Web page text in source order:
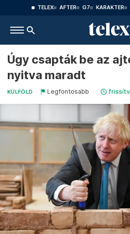
TELEX AFTER G7 KARAKTER
Úgy csapták be az
nyitva maradt
KÜLFÖLD Legfontosabb